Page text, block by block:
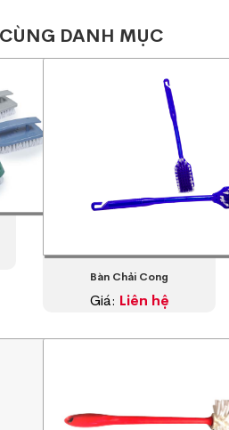
DANH MỤC
Bàn Chải Cong
Giá: Liên hệ